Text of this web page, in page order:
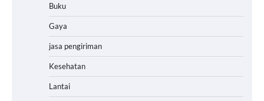
Buku
Gaya
jasa pengiriman
Kesehatan
Lantai